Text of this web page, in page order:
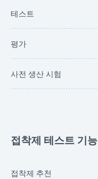
테스트
평가
사전 생산 시험
접착제 테스트 기능
접착제 추천